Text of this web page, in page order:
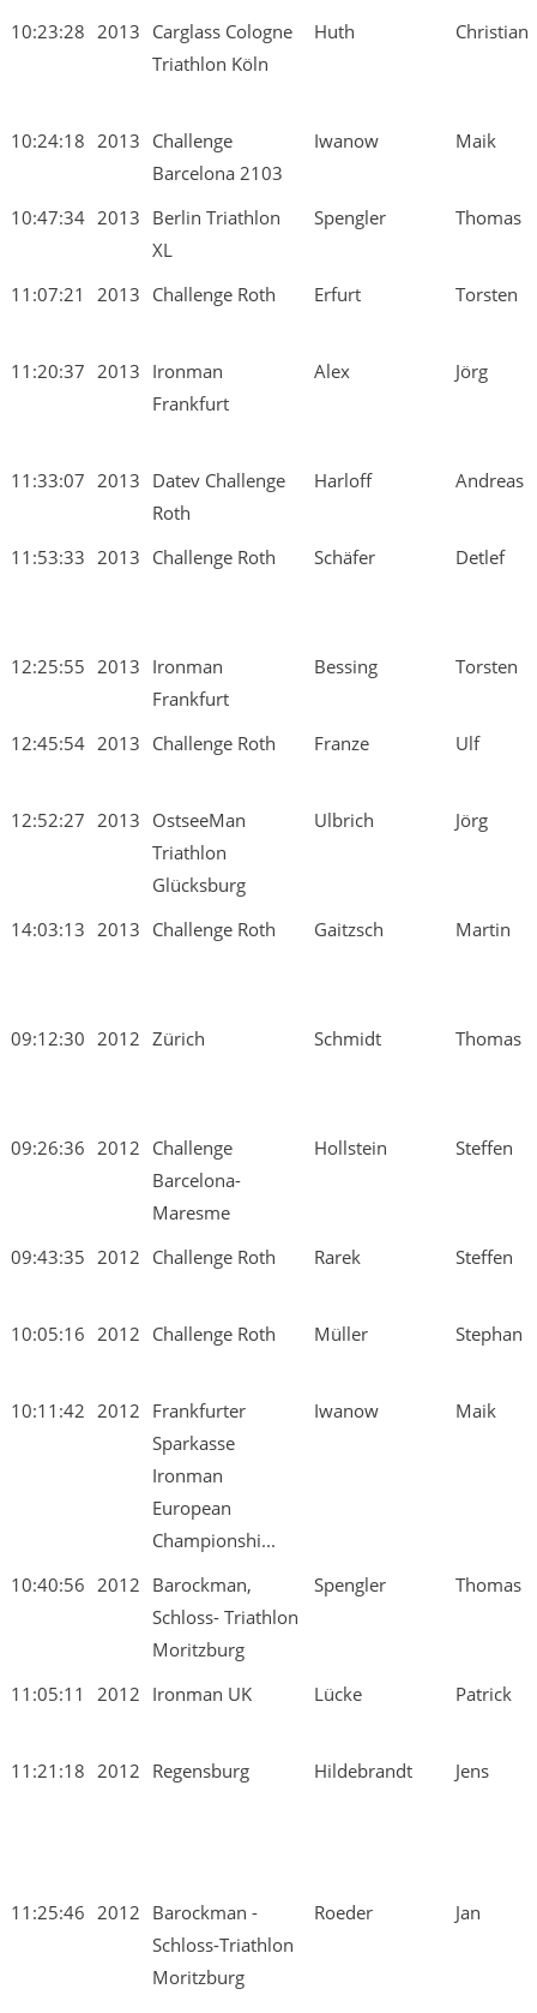
10:23:28 2013 Carglass Cologne
Triathlon Köln
Huth Christian
10:24:18 2013 Challenge
Barcelona 2103
Iwanow Maik
10:47:34 2013 Berlin Triathlon
XL
Spengler Thomas
11:07:21 2013 Challenge Roth Erfurt Torsten
11:20:37 2013 Ironman
Frankfurt
Alex Jörg
11:33:07 2013 Datev Challenge
Roth
Harloff Andreas
11:53:33 2013 Challenge Roth Schäfer Detlef
12:25:55 2013 Ironman
Frankfurt
Bessing Torsten
12:45:54 2013 Challenge Roth Franze Ulf
12:52:27 2013 OstseeMan
Triathlon
Glücksburg
Ulbrich Jörg
14:03:13 2013 Challenge Roth Gaitzsch Martin
09:12:30 2012 Zürich Schmidt Thomas
09:26:36 2012 Challenge
Barcelona-
Maresme
Hollstein Steffen
09:43:35 2012 Challenge Roth Rarek Steffen
10:05:16 2012 Challenge Roth Müller Stephan
10:11:42 2012 Frankfurter
Sparkasse
Ironman
European
Championshi...
Iwanow Maik
10:40:56 2012 Barockman,
Schloss- Triathlon
Moritzburg
Spengler Thomas
11:05:11 2012 Ironman UK Lücke Patrick
11:21:18 2012 Regensburg Hildebrandt Jens
11:25:46 2012 Barockman -
Schloss-Triathlon
Moritzburg
Roeder Jan